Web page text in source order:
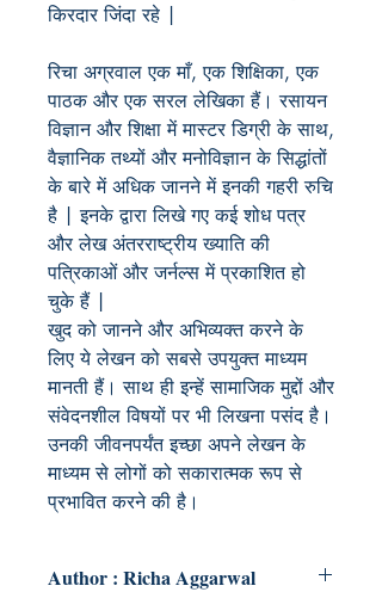
किरदार जिंदा रहे
रिचा अग्रवाल एकमाँ, एक शिक्षिका, एक
पाठक और एक सरल लेखिका हैं। रसायन
विज्ञान और शिक्षा में मास्टर डिग्री के साथ,
वैज्ञानिक तथ्यों और मनोविज्ञान के सिद्धांतों
के बारे में अधिक जानने में इनकी गहरी रुचि
है | इनके द्वारा लिखे गए कई शोध पत्र
और लेख अंतरराष्ट्रीय ख्याति की
पत्रिकाओं और जर्नल्स में प्रकाशित हो
चुके हैं |
खुद को जानने और अभिव्यक्त करने के
लिए ये लेखन को सबसे उपयुक्त माध्यम
मानती हैं। साथ ही इन्हें सामाजिक मुद्दों और
संवेदनशील विषयों पर भी लिखना पसंद है।
उनकी जीवनपर्यंत इच्छा अपने लेखन के
माध्यम से लोगों को सकारात्मक रूप से
प्रभावित करने की है।
Author : Richa Aggarwal